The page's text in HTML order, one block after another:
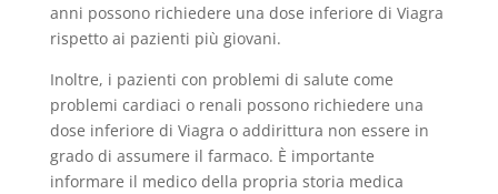
anni possono richiedere una dose inferiore di Viagra
rispetto ai pazienti più giovani.
Inoltre, i pazienti con problemi di salute come
problemi cardiaci o renali possono richiedere una
dose inferiore di Viagra o addirittura non essere in
grado di assumere il farmaco. È importante
informare il medico della propria storia medica